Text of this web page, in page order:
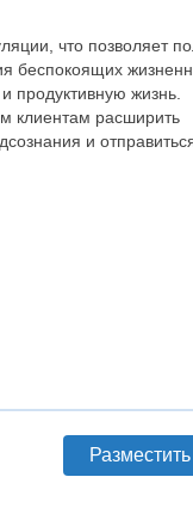
что позволяет
беспокоящих
продуктивную жизнь.
клиентам расширить
и
Разместить